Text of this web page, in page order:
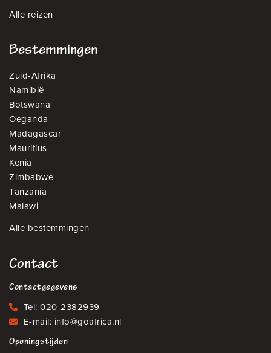
Alle reizen
Bestemmingen
Zuid-Afrika
Namibië
Botswana
Oeganda
Madagascar
Mauritius
Kenia
Zimbabwe
Tanzania
Malawi
Alle bestemmingen
Contact
Contactgegevens
Tel: 020-2382939
E-mail: info@goafrica.nl
Openingstijden